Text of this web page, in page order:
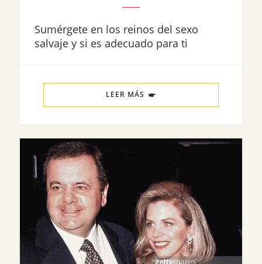
Sumérgete en los reinos del sexo
salvaje y si es adecuado para ti
LEER MÁS